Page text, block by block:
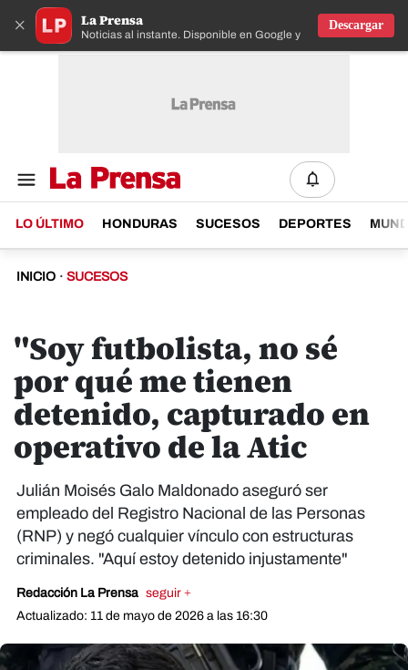
× La Prensa
Noticias al instante. Disponible en Google y IOS
Descargar
LO ÚLTIMO HONDURAS SUCESOS DEPORTES
INICIO · SUCESOS
"Soy futbolista, no sé
por qué me tienen
detenido, capturado en
operativo de la Atic
Julián Moisés Galo Maldonado aseguró ser
empleado del Registro Nacional de las Personas
(RNP) y negó cualquier vínculo con estructuras
criminales. "Aquí estoy detenido injustamente"
Redacción La Prensa seguir +
Actualizado: 11 de mayo de 2026 a las 16:30